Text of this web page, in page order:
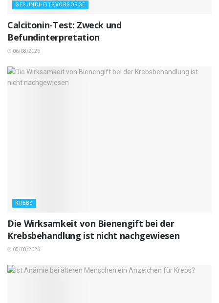
GESUNDHEITSVORSORGE
Calcitonin-Test: Zweck und
Befundinterpretation
06/08/2026
KREBS
Die Wirksamkeit von Bienengift bei der
Krebsbehandlung ist nicht nachgewiesen
05/08/2026